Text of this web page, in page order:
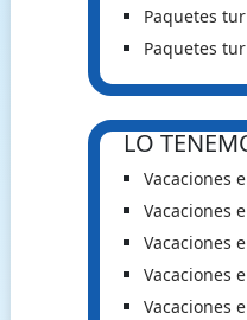
Paquetes
Paquetes
LO
Vacaciones
Vacaciones
Vacaciones
Vacaciones
Vacaciones